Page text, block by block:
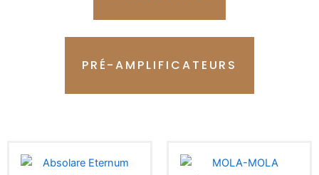
PRÉ-AMPLIFICATEURS